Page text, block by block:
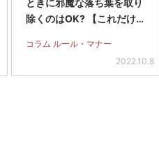
除くのはOK? 【これだけゴ
コラム ルール・マナー
2022.10.8